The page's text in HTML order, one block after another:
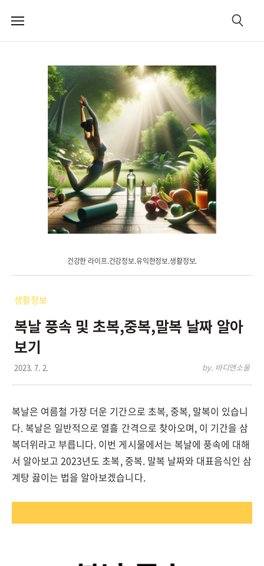
메
검
건강한 라이프.건강정보.유익한정보.생활정보.
생활정보
복날 풍속 및 초복,중복,말복 날짜 알아
보기
2023. 7. 2. by. 바디앤소울
복날은 여름철 가장 더운 기간으로 초복, 중복, 말복이 있습니
다. 복날은 일반적으로 열흘 간격으로 찾아오며, 이 기간을 삼
복더위라고 부릅니다. 이번 게시물에서는 복날에 풍속에 대해
서 알아보고 2023년도 초복, 중복. 말복 날짜와 대표음식인 삼
계탕 끓이는 법을 알아보겠습니다.